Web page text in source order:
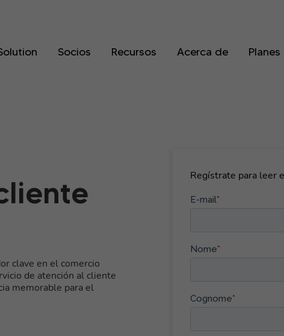
Socios Recursos Acerca de Planes
clave en el comercio
de atención al cliente
memorable para el
Regístrate para leer